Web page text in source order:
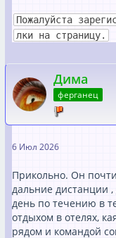
Пожалуйста
лки на страницу.
Дима
ферганец
6 Июл 2026
Прикольно. Он
дальние дистанции
день по течению в
отдыхом в отелях,
рядом и командой